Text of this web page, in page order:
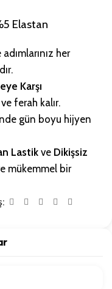
Elastan
adımlarınız her
Karşı
ferah kalır.
gün boyu hijyen
Lastik ve Dikişsiz
mükemmel bir